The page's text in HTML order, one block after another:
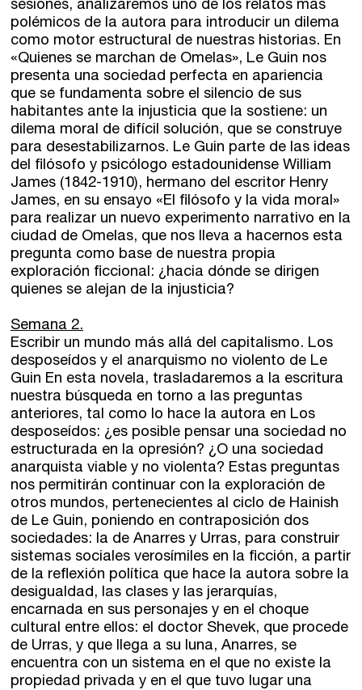
Dónde estamos
Sede central:
Cervantes nº21, entlo.
28014 Madrid
info@fuentetajaliteraria.com
Tel 91 531 15 09
WhatsApp 619 027 626
Horario de atención:
De lunes a viernes
de 10 a 15 y 17 a 20 horas
sesiones, analizaremos uno de los relatos más
polémicos de la autora para introducir un dilema
como motor estructural de nuestras historias. En
«Quienes se marchan de Omelas», Le Guin nos
presenta una sociedad perfecta en apariencia
que se fundamenta sobre el silencio de sus
habitantes ante la injusticia que la sostiene: un
dilema moral de difícil solución, que se construye
para desestabilizarnos. Le Guin parte de las ideas
del filósofo y psicólogo estadounidense William
James (1842-1910), hermano del escritor Henry
James, en su ensayo «El filósofo y la vida moral»
para realizar un nuevo experimento narrativo en la
ciudad de Omelas, que nos lleva a hacernos esta
pregunta como base de nuestra propia
exploración ficcional: ¿hacia dónde se dirigen
quienes se alejan de la injusticia?
Semana 2.
Escribir un mundo más allá del capitalismo. Los
desposeídos y el anarquismo no violento de Le
Guin En esta novela, trasladaremos a la escritura
nuestra búsqueda en torno a las preguntas
anteriores, tal como lo hace la autora en Los
desposeídos: ¿es posible pensar una sociedad no
estructurada en la opresión? ¿O una sociedad
anarquista viable y no violenta? Estas preguntas
nos permitirán continuar con la exploración de
otros mundos, pertenecientes al ciclo de Hainish
de Le Guin, poniendo en contraposición dos
sociedades: la de Anarres y Urras, para construir
sistemas sociales verosímiles en la ficción, a partir
de la reflexión política que hace la autora sobre la
desigualdad, las clases y las jerarquías,
encarnada en sus personajes y en el choque
cultural entre ellos: el doctor Shevek, que procede
de Urras, y que llega a su luna, Anarres, se
encuentra con un sistema en el que no existe la
propiedad privada y en el que tuvo lugar una